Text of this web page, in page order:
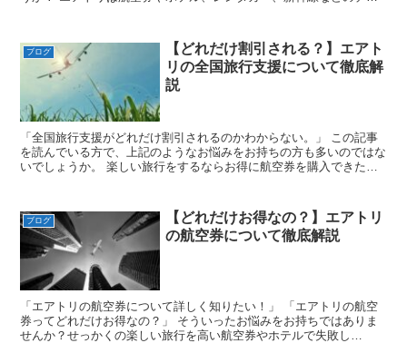
ブログ
【どれだけ割引される？】エアト
リの全国旅行支援について徹底解
説
「全国旅行支援がどれだけ割引されるのかわからない。」 この記事
を読んでいる方で、上記のようなお悩みをお持ちの方も多いのではな
いでしょうか。 楽しい旅行をするならお得に航空券を購入できた方
ブログ
【どれだけお得なの？】エアトリ
の航空券について徹底解説
「エアトリの航空券について詳しく知りたい！」 「エアトリの航空
券ってどれだけお得なの？」 そういったお悩みをお持ちではありま
せんか？せっかくの楽しい旅行を高い航空券やホテルで失敗し